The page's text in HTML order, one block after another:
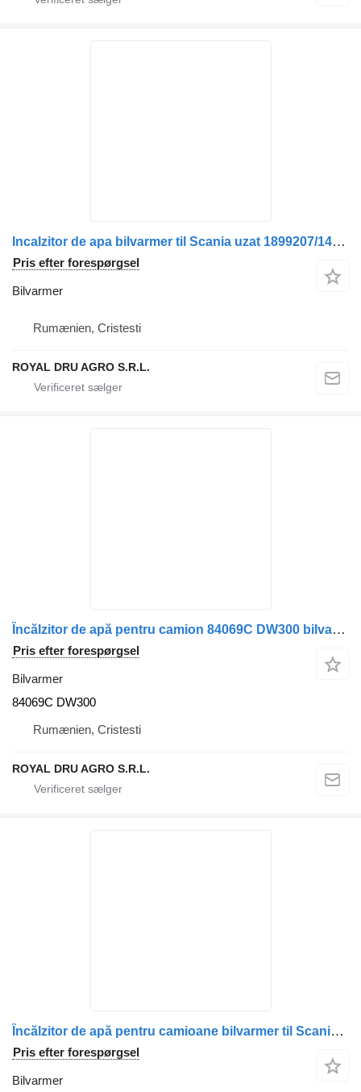
Incalzitor de apa bilvarmer til Scania uzat 1899207/1432727/2116380/1900054 lastbil
Pris efter forespørgsel
Bilvarmer
Rumænien, Cristesti
ROYAL DRU AGRO S.R.L.
Încălzitor de apă pentru camion 84069C DW300 bilvarmer til Scania 1436293 88722B lastbil
Pris efter forespørgsel
Bilvarmer
84069C DW300
Rumænien, Cristesti
ROYAL DRU AGRO S.R.L.
Încălzitor de apă pentru camioane bilvarmer til Scania 1899207/1432727/2116380/1900054 lastbil
Pris efter forespørgsel
Bilvarmer